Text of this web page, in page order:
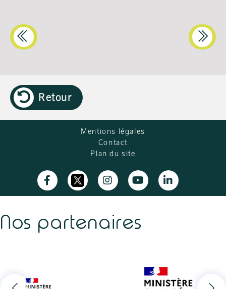
Retour
Mentions légales
Contact
Plan du site
Nos partenaires